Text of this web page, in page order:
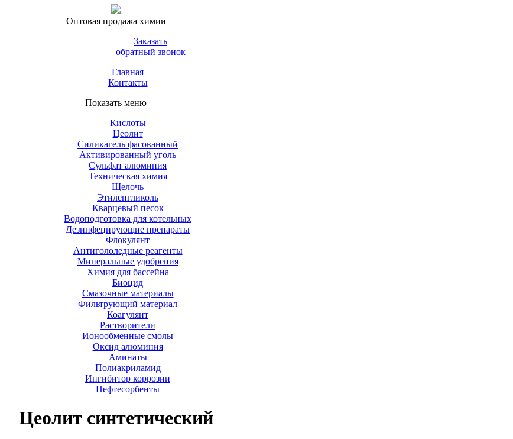
Оптовая продажа химии
Заказать
обратный звонок
Главная
Контакты
Показать меню
Кислоты
Цеолит
Силикагель фасованный
Активированный уголь
Сульфат алюминия
Техническая химия
Щелочь
Этиленгликоль
Кварцевый песок
Водоподготовка для котельных
Дезинфецирующие препараты
Флокулянт
Антигололедные реагенты
Минеральные удобрения
Химия для бассейна
Биоцид
Смазочные материалы
Фильтрующий материал
Коагулянт
Растворители
Ионообменные смолы
Оксид алюминия
Аминаты
Полиакриламид
Ингибитор коррозии
Нефтесорбенты
Цеолит синтетический